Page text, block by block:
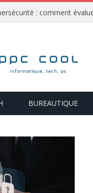
BUREAUTIQUE